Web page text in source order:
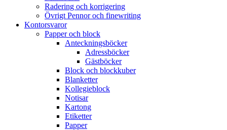
Radering och korrigering
Övrigt Pennor och finewriting
Kontorsvaror
Papper och block
Anteckningsböcker
Adressböcker
Gästböcker
Block och blockkuber
Blanketter
Kollegieblock
Notisar
Kartong
Etiketter
Papper